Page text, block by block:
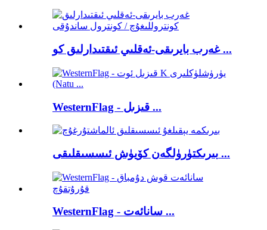
غەرب بايرىقى-ئەقلىي ئىقتىدارلىق كو ...
WesternFlag - قىزىل ...
بىرىكتۈرۈلگەن كۆيۈش ئىسسىقلىقى ...
WesternFlag - سانائەت ...